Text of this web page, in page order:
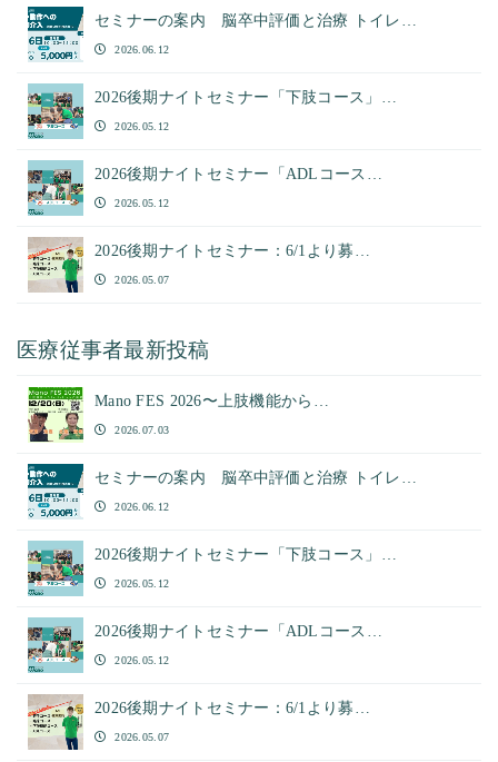
セミナーの案内 脳卒中評価と治療 トイレ…
2026.06.12
2026後期ナイトセミナー「下肢コース」…
2026.05.12
2026後期ナイトセミナー「ADLコース…
2026.05.12
2026後期ナイトセミナー：6/1より募…
2026.05.07
医療従事者最新投稿
Mano FES 2026〜上肢機能から…
2026.07.03
セミナーの案内 脳卒中評価と治療 トイレ…
2026.06.12
2026後期ナイトセミナー「下肢コース」…
2026.05.12
2026後期ナイトセミナー「ADLコース…
2026.05.12
2026後期ナイトセミナー：6/1より募…
2026.05.07